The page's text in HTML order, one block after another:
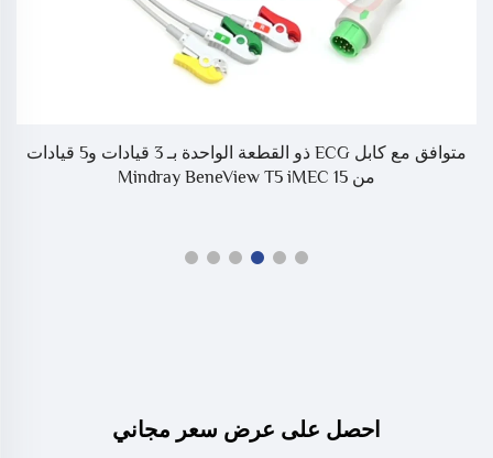
متوافق مع كابل ECG ذو القطعة الواحدة بـ 3 قيادات و5 قيادات
من Mindray BeneView T5 iMEC 15
احصل على عرض سعر مجاني